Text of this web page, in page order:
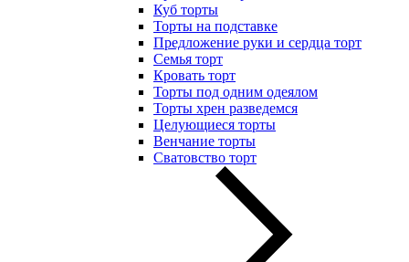
Куб торты
Торты на подставке
Предложение руки и сердца торт
Семья торт
Кровать торт
Торты под одним одеялом
Торты хрен разведемся
Целующиеся торты
Венчание торты
Сватовство торт